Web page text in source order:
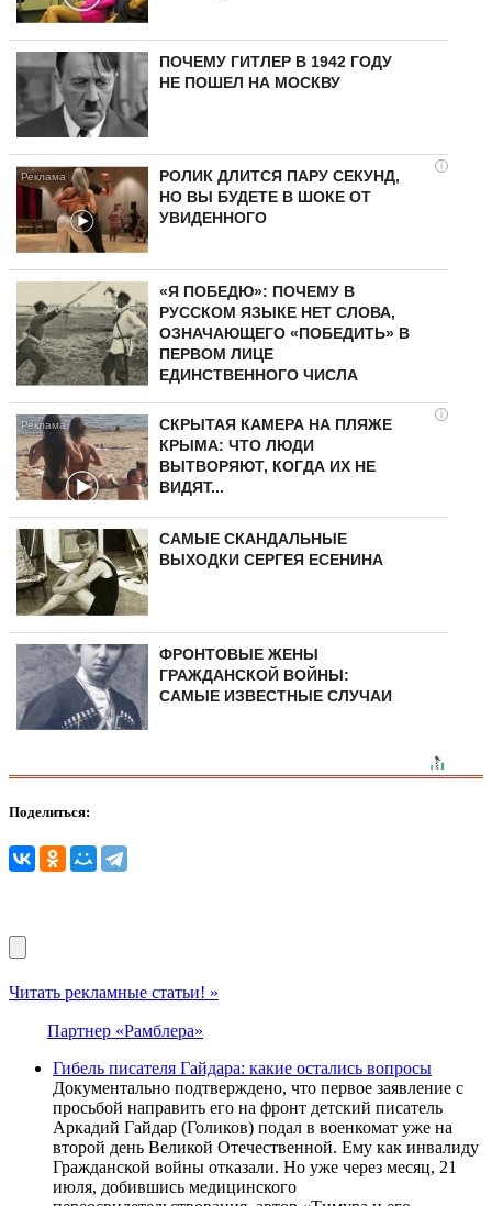
ПОЧЕМУ ГИТЛЕР В 1942 ГОДУ
НЕ ПОШЕЛ НА МОСКВУ
i
РОЛИК ДЛИТСЯ ПАРУ СЕКУНД,
НО ВЫ БУДЕТЕ В ШОКЕ ОТ
УВИДЕННОГО
«Я ПОБЕДЮ»: ПОЧЕМУ В
РУССКОМ ЯЗЫКЕ НЕТ СЛОВА,
ОЗНАЧАЮЩЕГО «ПОБЕДИТЬ» В
ПЕРВОМ ЛИЦЕ
ЕДИНСТВЕННОГО ЧИСЛА
i
СКРЫТАЯ КАМЕРА НА ПЛЯЖЕ
КРЫМА: ЧТО ЛЮДИ
ВЫТВОРЯЮТ, КОГДА ИХ НЕ
ВИДЯТ...
САМЫЕ СКАНДАЛЬНЫЕ
ВЫХОДКИ СЕРГЕЯ ЕСЕНИНА
ФРОНТОВЫЕ ЖЕНЫ
ГРАЖДАНСКОЙ ВОЙНЫ:
САМЫЕ ИЗВЕСТНЫЕ СЛУЧАИ
Поделиться:
Читать рекламные статьи! »
Партнер «Рамблера»
Гибель писателя Гайдара: какие остались вопросы
Документально подтверждено, что первое заявление с
просьбой направить его на фронт детский писатель
Аркадий Гайдар (Голиков) подал в военкомат уже на
второй день Великой Отечественной. Ему как инвалиду
Гражданской войны отказали. Но уже через месяц, 21
июля, добившись медицинского